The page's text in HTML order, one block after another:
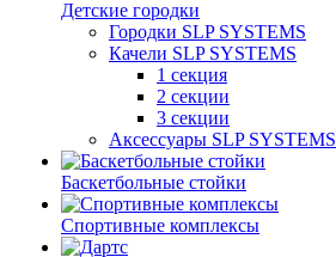
Детские городки
Городки SLP SYSTEMS
Качели SLP SYSTEMS
1 секция
2 секции
3 секции
Аксессуары SLP SYSTEMS
Баскетбольные стойки
Спортивные комплексы